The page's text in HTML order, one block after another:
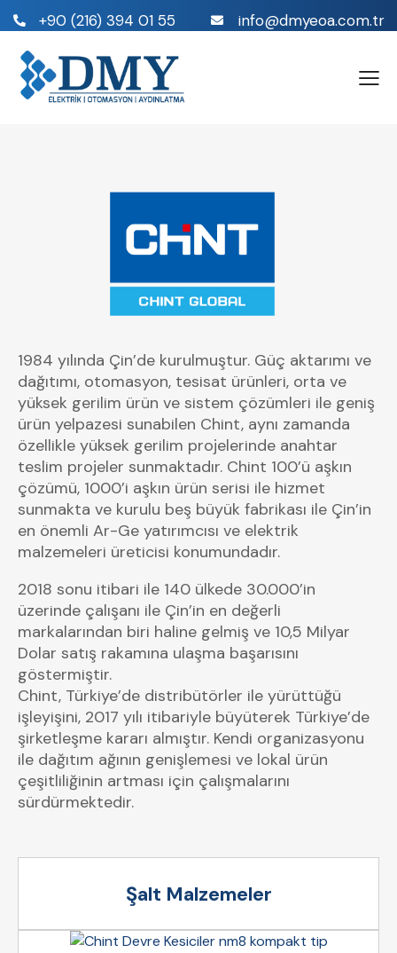
+90 (216) 394 01 55 info@dmyeoa.com.tr
1984 yılında Çin’de kurulmuştur. Güç aktarımı ve
dağıtımı, otomasyon, tesisat ürünleri, orta ve
yüksek gerilim ürün ve sistem çözümleri ile geniş
ürün yelpazesi sunabilen Chint, aynı zamanda
özellikle yüksek gerilim projelerinde anahtar
teslim projeler sunmaktadır. Chint 100’ü aşkın
çözümü, 1000’i aşkın ürün serisi ile hizmet
sunmakta ve kurulu beş büyük fabrikası ile Çin’in
en önemli Ar-Ge yatırımcısı ve elektrik
malzemeleri üreticisi konumundadır.
2018 sonu itibari ile 140 ülkede 30.000’in
üzerinde çalışanı ile Çin’in en değerli
markalarından biri haline gelmiş ve 10,5 Milyar
Dolar satış rakamına ulaşma başarısını
göstermiştir.
Chint, Türkiye’de distribütörler ile yürüttüğü
işleyişini, 2017 yılı itibariyle büyüterek Türkiye’de
şirketleşme kararı almıştır. Kendi organizasyonu
ile dağıtım ağının genişlemesi ve lokal ürün
çeşitliliğinin artması için çalışmalarını
sürdürmektedir.
Şalt Malzemeler